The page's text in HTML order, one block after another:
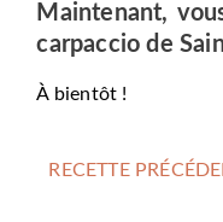
Maintenant,
carpaccio de
À bientôt !
RECETTE